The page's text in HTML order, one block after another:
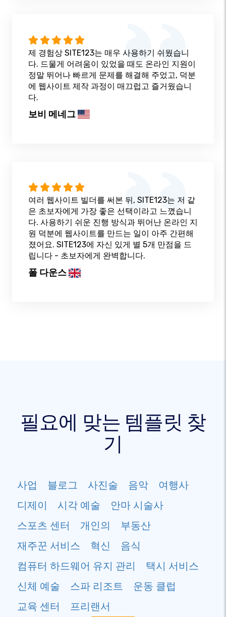
제 경험상 SITE123는 매우 사용하기 쉬웠습니
다. 드물게 어려움이 있었을 때도 온라인 지원이
정말 뛰어나 빠르게 문제를 해결해 주었고, 덕분
에 웹사이트 제작 과정이 매끄럽고 즐거웠습니
다.
보비 메네그
여러 웹사이트 빌더를 써본 뒤, SITE123는 저 같
은 초보자에게 가장 좋은 선택이라고 느꼈습니
다. 사용하기 쉬운 진행 방식과 뛰어난 온라인 지
원 덕분에 웹사이트를 만드는 일이 아주 간편해
졌어요. SITE123에 자신 있게 별 5개 만점을 드
립니다 - 초보자에게 완벽합니다.
폴 다운스
필요에 맞는 템플릿 찾
기
사업 블로그 사진술 음악
여행사
디제이
시각 예술
안마 시술사
스포츠 센터
개인의
부동산
재주꾼 서비스
혁신
음식
컴퓨터 하드웨어 유지 관리
택시 서비스
신체 예술
스파 리조트
운동 클럽
교육 센터
프리랜서